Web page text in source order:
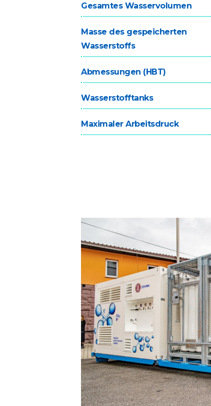
Gesamtes Wasservolumen
Masse des gespeicherten
Wasserstoffs
Abmessungen (HBT)
Wasserstofftanks
Maximaler Arbeitsdruck